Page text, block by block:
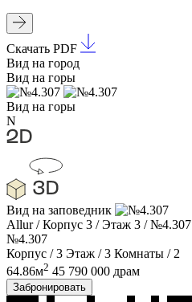
Скачать PDF
Вид на город
Вид на горы
Вид на горы
N
Вид на заповедник
Allur/Корпус 3 /Этаж 3 / №4.307
№4.307
Корпус / 3 Этаж / 3 Комнаты / 2
64.86м2 45 790 000 драм
Забронировать